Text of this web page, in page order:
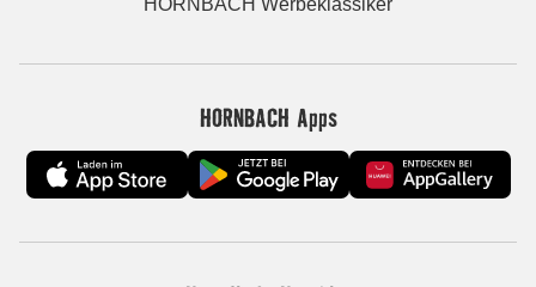
HORNBACH Werbeklassiker
HORNBACH Apps